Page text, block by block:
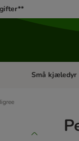
Hund
Åpne
Små kjæledyr